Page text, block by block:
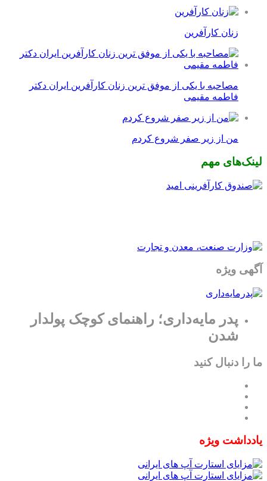
زنان کارآفرین
مصاحبه با یکی از موفق ترین زنان کارآفرین ایران دکتر
فاطمه مقیمی
من از زیر صفر شروع کردم
لینک‌های مهم
آگهی ویژه
پدر مایه‌داری؛ راهنمای کوچک پولدار
شدن
ما را دنبال کنید
یادداشت ویژه